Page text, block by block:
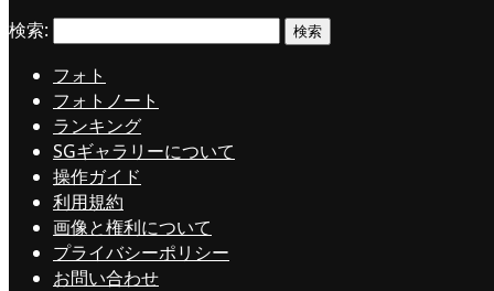
フォト
フォトノート
ランキング
SGギャラリーについて
操作ガイド
利用規約
画像と権利について
プライバシーポリシー
お問い合わせ
検索: